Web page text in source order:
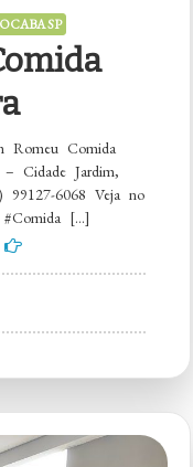
SP
Romeu Comida
– Cidade Jardim,
99127-6068 Veja no
#Comida […]